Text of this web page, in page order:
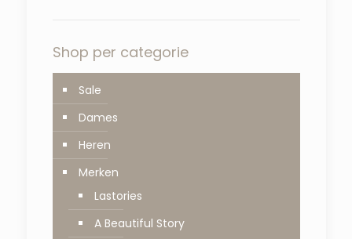
Shop per categorie
Sale
Dames
Heren
Merken
Lastories
A Beautiful Story